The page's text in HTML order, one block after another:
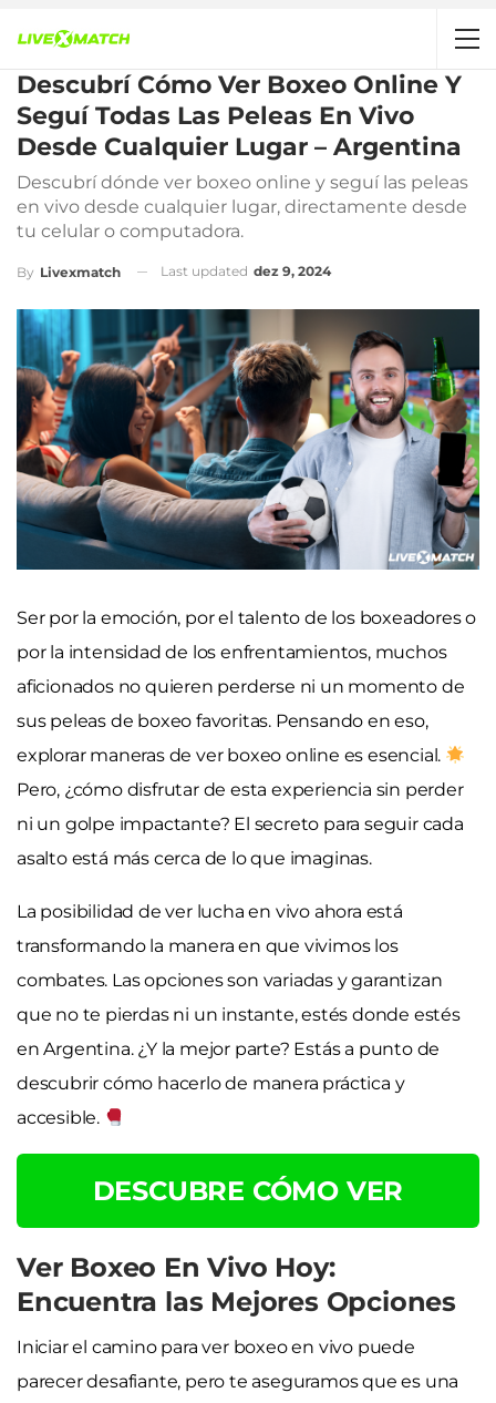
Descubrí Cómo Ver Boxeo Online Y
Seguí Todas Las Peleas En Vivo
Desde Cualquier Lugar – Argentina
Descubrí dónde ver boxeo online y seguí las peleas
en vivo desde cualquier lugar, directamente desde
tu celular o computadora.
By Livexmatch Last updated dez 9, 2024
Ser por la emoción, por el talento de los boxeadores o
por la intensidad de los enfrentamientos, muchos
aficionados no quieren perderse ni un momento de
sus peleas de boxeo favoritas. Pensando en eso,
explorar maneras de ver boxeo online es esencial.
Pero, ¿cómo disfrutar de esta experiencia sin perder
ni un golpe impactante? El secreto para seguir cada
asalto está más cerca de lo que imaginas.
La posibilidad de ver lucha en vivo ahora está
transformando la manera en que vivimos los
combates. Las opciones son variadas y garantizan
que no te pierdas ni un instante, estés donde estés
en Argentina. ¿Y la mejor parte? Estás a punto de
descubrir cómo hacerlo de manera práctica y
accesible.
DESCUBRE CÓMO VER
Ver Boxeo En Vivo Hoy:
Encuentra las Mejores Opciones
Iniciar el camino para ver boxeo en vivo puede
parecer desafiante, pero te aseguramos que es una